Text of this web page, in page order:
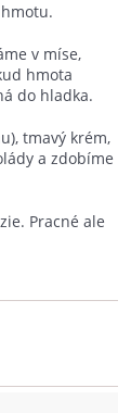
v míse,
hmota
do hladka.
tmavý krém,
a zdobíme
Pracné ale